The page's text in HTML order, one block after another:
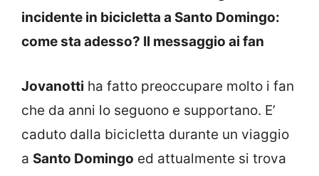
incidente in bicicletta a Santo Domingo:
come sta adesso? Il messaggio ai fan
Jovanotti ha fatto preoccupare molto i fan
che da anni lo seguono e supportano. E’
caduto dalla bicicletta durante un viaggio
a Santo Domingo ed attualmente si trova